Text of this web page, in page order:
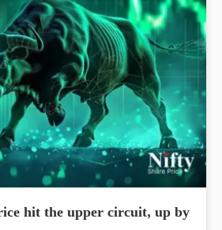
hit the upper circuit, up by